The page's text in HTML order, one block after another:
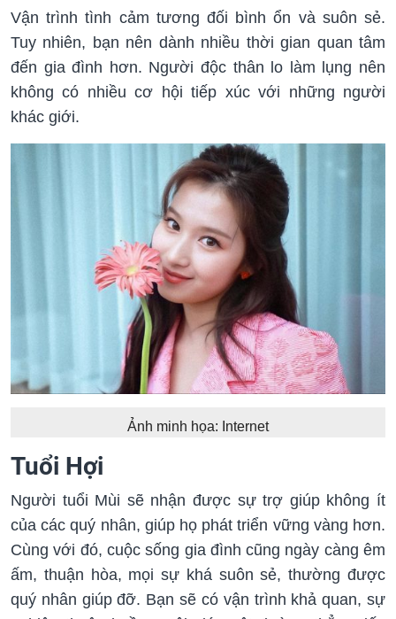
Vận trình tình cảm tương đối bình ổn và suôn sẻ.
Tuy nhiên, bạn nên dành nhiều thời gian quan tâm
đến gia đình hơn. Người độc thân lo làm lụng nên
không có nhiều cơ hội tiếp xúc với những người
khác giới.
Ảnh minh họa: Internet
Tuổi Hợi
Người tuổi Mùi sẽ nhận được sự trợ giúp không ít
của các quý nhân, giúp họ phát triển vững vàng hơn.
Cùng với đó, cuộc sống gia đình cũng ngày càng êm
ấm, thuận hòa, mọi sự khá suôn sẻ, thường được
quý nhân giúp đỡ. Bạn sẽ có vận trình khả quan, sự